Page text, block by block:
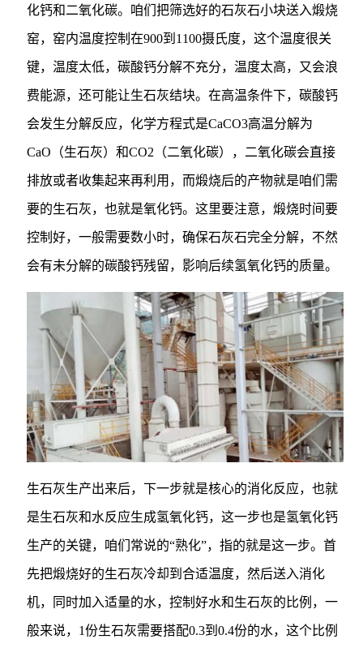
化钙和二氧化碳。咱们把筛选好的石灰石小块送入煅烧
窑，窑内温度控制在900到1100摄氏度，这个温度很关
键，温度太低，碳酸钙分解不充分，温度太高，又会浪
费能源，还可能让生石灰结块。在高温条件下，碳酸钙
会发生分解反应，化学方程式是CaCO3高温分解为
CaO（生石灰）和CO2（二氧化碳），二氧化碳会直接
排放或者收集起来再利用，而煅烧后的产物就是咱们需
要的生石灰，也就是氧化钙。这里要注意，煅烧时间要
控制好，一般需要数小时，确保石灰石完全分解，不然
会有未分解的碳酸钙残留，影响后续氢氧化钙的质量。
生石灰生产出来后，下一步就是核心的消化反应，也就
是生石灰和水反应生成氢氧化钙，这一步也是氢氧化钙
生产的关键，咱们常说的“熟化”，指的就是这一步。首
先把煅烧好的生石灰冷却到合适温度，然后送入消化
机，同时加入适量的水，控制好水和生石灰的比例，一
般来说，1份生石灰需要搭配0.3到0.4份的水，这个比例